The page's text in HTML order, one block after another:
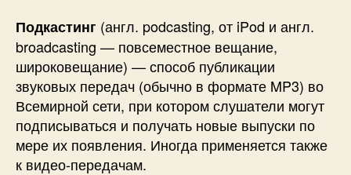
Подкастинг (англ. podcasting, от iPod и англ.
broadcasting — повсеместное вещание,
широковещание) — способ публикации
звуковых передач (обычно в формате MP3) во
Всемирной сети, при котором слушатели могут
подписываться и получать новые выпуски по
мере их появления. Иногда применяется также
к видео-передачам.